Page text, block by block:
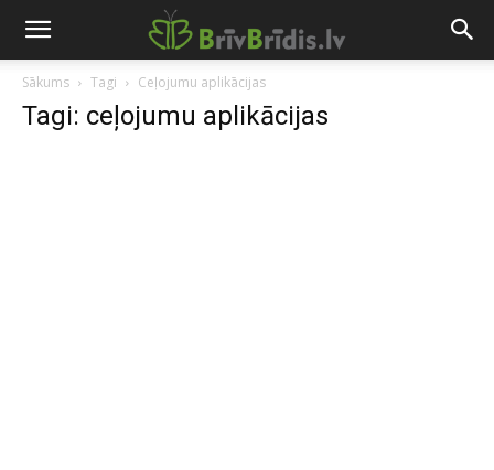
Sākums Tagi Ceļojumu aplikācijas
Tagi: ceļojumu aplikācijas